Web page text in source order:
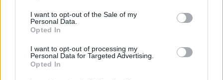
I want to opt-out of the Sale of my
Personal Data.
Opted In
I want to opt-out of processing my
Personal Data for Targeted Advertising.
Opted In
Ο Ζελένσκι ευχαρίστησε την αμερικανική Γερουσία
αμερικανική Γερουσία για το
νομοσχέδιο επιβολής κυρώσεων